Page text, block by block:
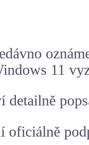
11
detailně
oficiálně